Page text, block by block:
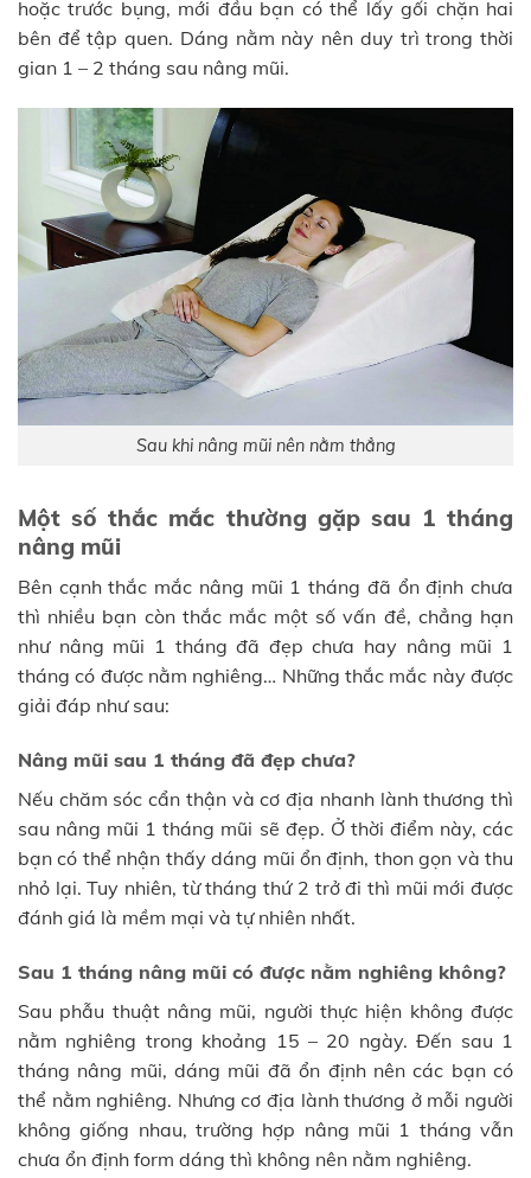
hoặc trước bụng, mới đầu bạn có thể lấy gối chặn hai
bên để tập quen. Dáng nằm này nên duy trì trong thời
gian 1 – 2 tháng sau nâng mũi.
Sau khi nâng mũi nên nằm thẳng
Một số thắc mắc thường gặp sau 1 tháng
nâng mũi
Bên cạnh thắc mắc nâng mũi 1 tháng đã ổn định chưa
thì nhiều bạn còn thắc mắc một số vấn đề, chẳng hạn
như nâng mũi 1 tháng đã đẹp chưa hay nâng mũi 1
tháng có được nằm nghiêng… Những thắc mắc này được
giải đáp như sau:
Nâng mũi sau 1 tháng đã đẹp chưa?
Nếu chăm sóc cẩn thận và cơ địa nhanh lành thương thì
sau nâng mũi 1 tháng mũi sẽ đẹp. Ở thời điểm này, các
bạn có thể nhận thấy dáng mũi ổn định, thon gọn và thu
nhỏ lại. Tuy nhiên, từ tháng thứ 2 trở đi thì mũi mới được
đánh giá là mềm mại và tự nhiên nhất.
Sau 1 tháng nâng mũi có được nằm nghiêng không?
Sau phẫu thuật nâng mũi, người thực hiện không được
nằm nghiêng trong khoảng 15 – 20 ngày. Đến sau 1
tháng nâng mũi, dáng mũi đã ổn định nên các bạn có
thể nằm nghiêng. Nhưng cơ địa lành thương ở mỗi người
không giống nhau, trường hợp nâng mũi 1 tháng vẫn
chưa ổn định form dáng thì không nên nằm nghiêng.